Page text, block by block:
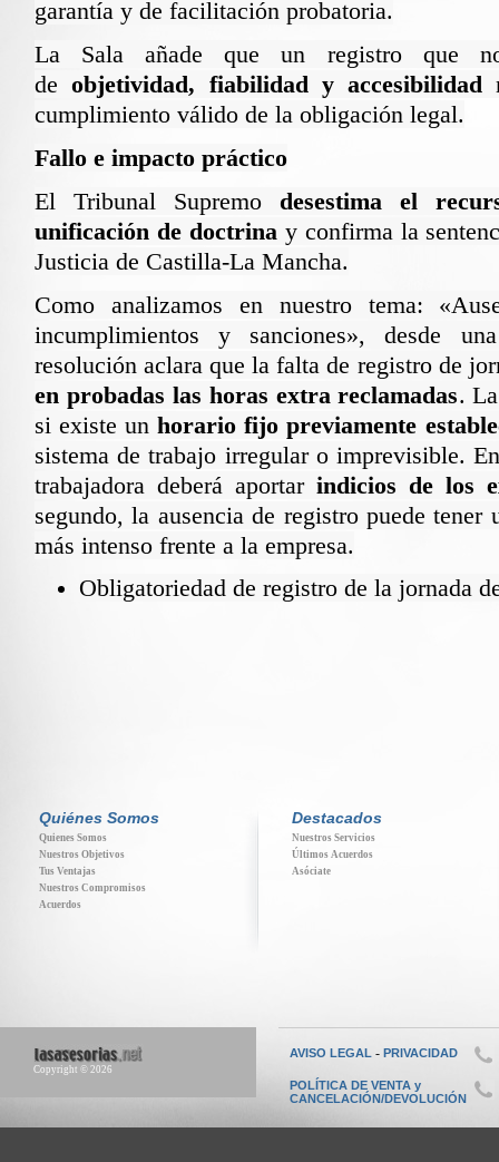
garantía y de facilitación probatoria.
La Sala añade que un registro que
deobjetividad, fiabilidad y accesibilidad
cumplimiento válido de la obligación legal.
Fallo e impacto práctico
El Tribunal Supremo desestima el
unificación de doctrinay confirma la
Justicia de Castilla-La Mancha.
Como analizamos en nuestro tema: «
incumplimientos y sanciones», desde
resolución aclara que la falta de registro de
en probadas las horas extra reclamadas.
si existe unhorario fijo previamente
sistema de trabajo irregular o imprevisible.
trabajadora deberá aportar indicios de los
segundo, la ausencia de registro puede
más intenso frente a la empresa.
Obligatoriedad de registro de la jornada
Quiénes Somos
Quienes Somos
Nuestros Objetivos
Tus Ventajas
Nuestros Compromisos
Acuerdos
Destacados
Nuestros Servicios
Últimos Acuerdos
Asóciate
Copyright © 2026
AVISO LEGAL - PRIVACIDAD
POLÍTICA DE VENTA y
CANCELACIÓN/DEVOLUCIÓN